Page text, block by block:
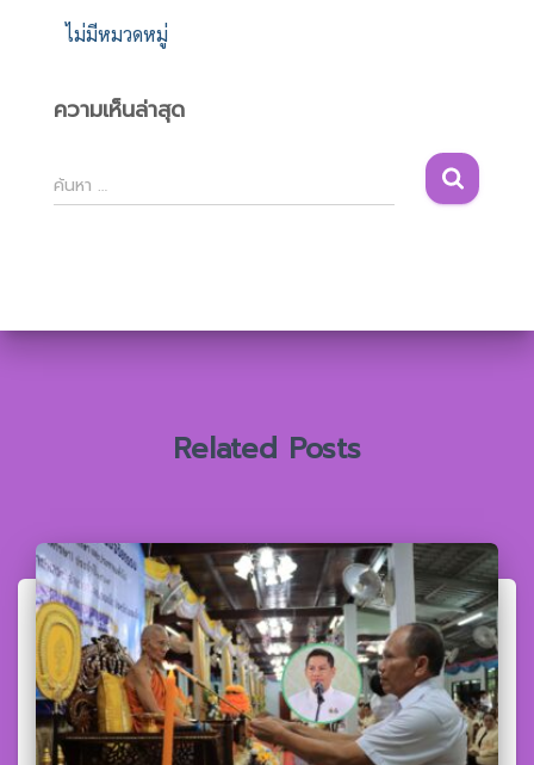
ไม่มีหมวดหมู่
ความเห็นล่าสุด
ค้
น
ห
ค้นหา …
Related Posts